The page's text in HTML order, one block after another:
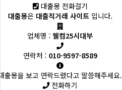
대출몽 전화걸기
대출몽은 대출직거래 사이트 입니다.
업체명 : 웰컴25시대부
연락처 : 010-9597-8589
출몽을 보고 연락드렸다고 말씀해주세요.
전화하기